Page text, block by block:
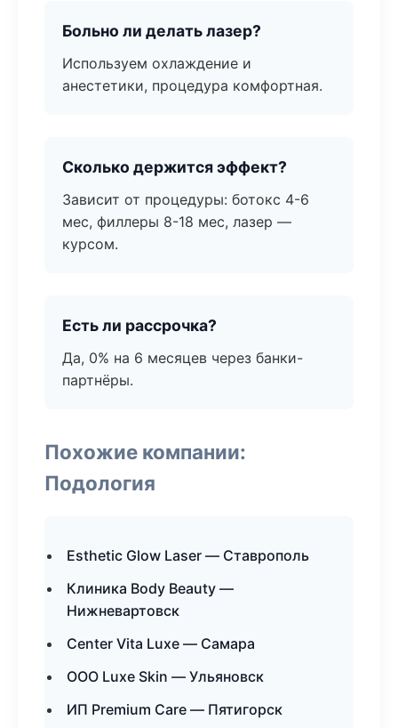
Больно ли делать лазер?
Используем охлаждение и
анестетики, процедура комфортная.
Сколько держится эффект?
Зависит от процедуры: ботокс 4-6
мес, филлеры 8-18 мес, лазер —
курсом.
Есть ли рассрочка?
Да, 0% на 6 месяцев через банки-
партнёры.
Похожие компании:
Подология
Esthetic Glow Laser — Ставрополь
Клиника Body Beauty —
Нижневартовск
Center Vita Luxe — Самара
ООО Luxe Skin — Ульяновск
ИП Premium Care — Пятигорск